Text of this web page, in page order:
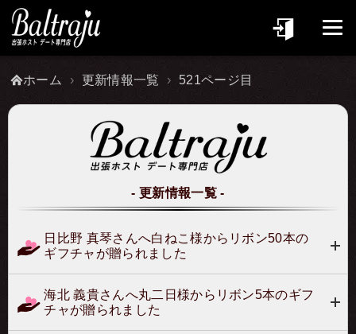
ホーム 更新情報一覧 521ページ目
更新情報一覧
日比野 真琴さんへ白ねこ様からリボン50本の
ギフチャが贈られました
海北 義貴さんへ丸二日様からリボン5本のギフ
チャが贈られました